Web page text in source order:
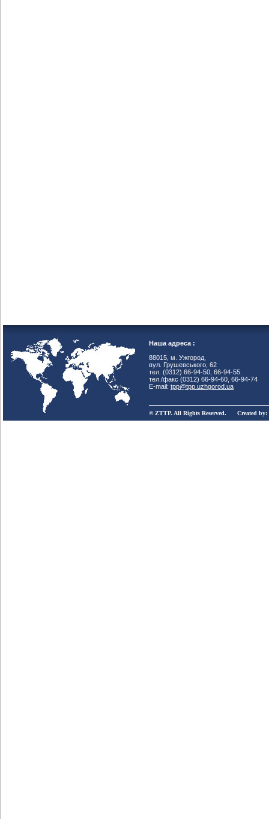
Наша адреса :
88015, м. Ужгород,
вул. Грушевського, 62
тел. (0312) 66-94-50, 66-94-55.
тел./факс (0312) 66-94-60, 66-94-74
E-mail: tpp@tpp.uzhgorod.ua
© ZTTP. All Rights Reserved. Created by: